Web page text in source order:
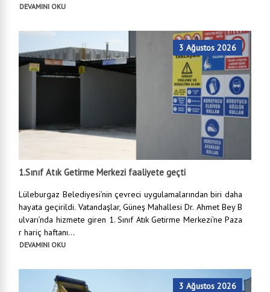
DEVAMINI OKU
3 Ağustos 2026
1.Sınıf Atık Getirme Merkezi faaliyete geçti
Lüleburgaz Belediyesi’nin çevreci uygulamalarından biri daha
hayata geçirildi. Vatandaşlar, Güneş Mahallesi Dr. Ahmet Bey B
ulvarı’nda hizmete giren 1. Sınıf Atık Getirme Merkezi’ne Paza
r hariç haftanı...
DEVAMINI OKU
3 Ağustos 2026